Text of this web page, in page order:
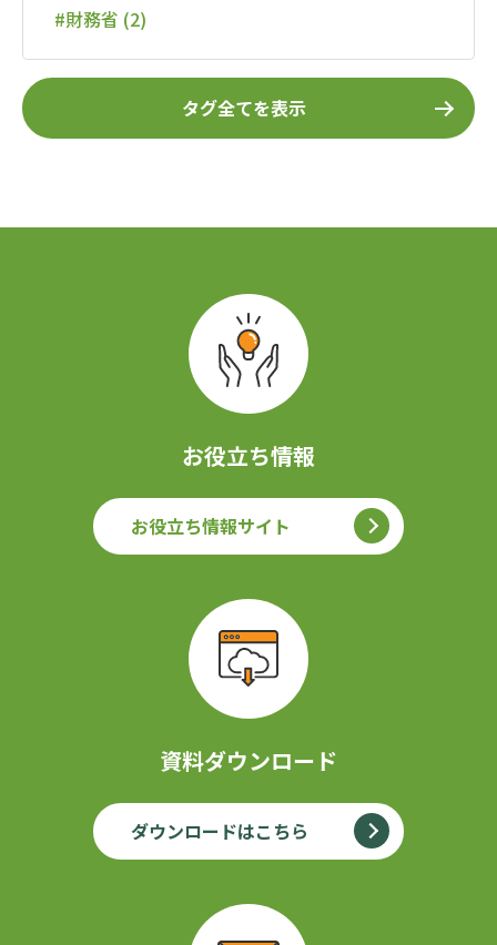
#財務省 (2)
タグ全てを表示
お役立ち情報
お役立ち情報サイト
資料ダウンロード
ダウンロードはこちら